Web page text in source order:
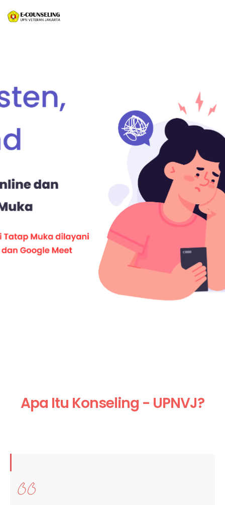
Apa Itu Konseling - UPNVJ?